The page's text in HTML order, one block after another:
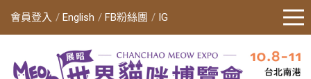
會員登入 English FB粉絲團 IG